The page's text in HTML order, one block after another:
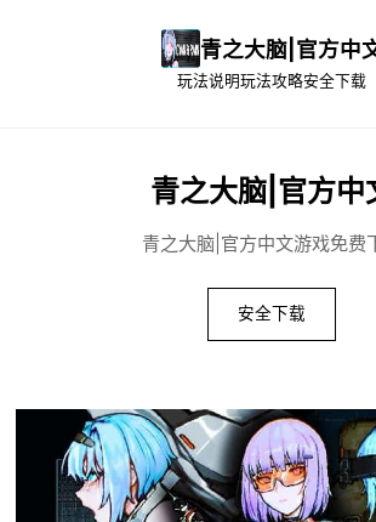
青之大脑|官方中
玩法说明玩法攻略安全下载
青之大脑|官方中
青之大脑|官方中文游戏免费
安全下载